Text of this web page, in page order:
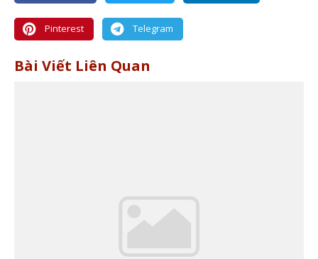
Pinterest Telegram
Bài Viết Liên Quan